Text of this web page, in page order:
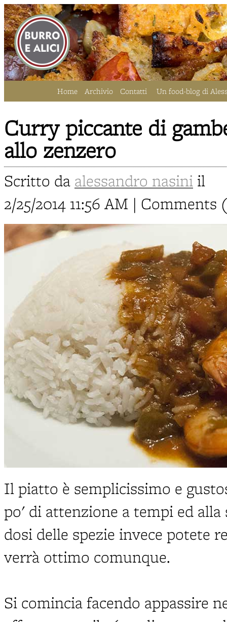
Home Archivio Contatti Un food-blog di
Curry piccante di
allo zenzero
Scritto da alessandro nasini il
2/25/2014 11:56 AM | Comments
Il piatto è semplicissimo e
po' di attenzione a tempi ed
dosi delle spezie invece potete
verrà ottimo comunque.
Si comincia facendo appassire